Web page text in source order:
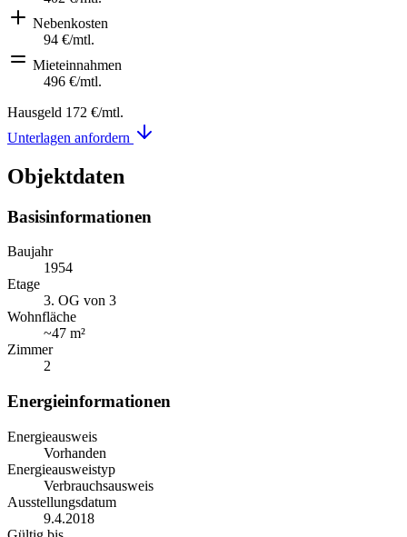
Nebenkosten
94 €/mtl.
Mieteinnahmen
496 €/mtl.
Hausgeld 172 €/mtl.
Unterlagen anfordern
Objektdaten
Basisinformationen
Baujahr
1954
Etage
3. OG von 3
Wohnfläche
~47 m²
Zimmer
2
Energieinformationen
Energieausweis
Vorhanden
Energieausweistyp
Verbrauchsausweis
Ausstellungsdatum
9.4.2018